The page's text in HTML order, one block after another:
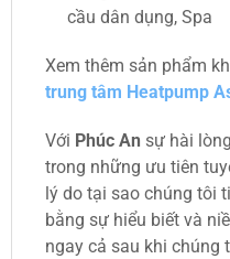
cầu dân dụng, Spa
Xem thêm sản phẩm
trung tâm Heatpump
Với Phúc An sự hài
trong những ưu tiên
lý do tại sao chúng tôi
bằng sự hiểu biết và
ngay cả sau khi chúng